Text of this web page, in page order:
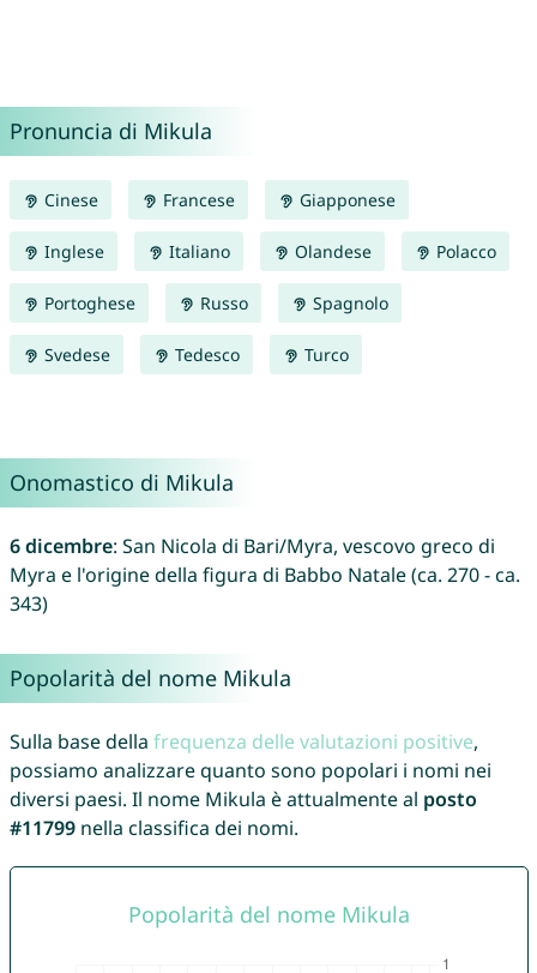
Pronuncia di Mikula
Cinese Francese Giapponese
Inglese Italiano Olandese Polacco
Portoghese Russo Spagnolo
Svedese Tedesco Turco
Onomastico di Mikula
6 dicembre: San Nicola di Bari/Myra, vescovo greco di
Myra e l'origine della figura di Babbo Natale (ca. 270 - ca.
343)
Popolarità del nome Mikula
Sulla base della frequenza delle valutazioni positive,
possiamo analizzare quanto sono popolari i nomi nei
diversi paesi. Il nome Mikula è attualmente al posto
#11799nella classifica dei nomi.